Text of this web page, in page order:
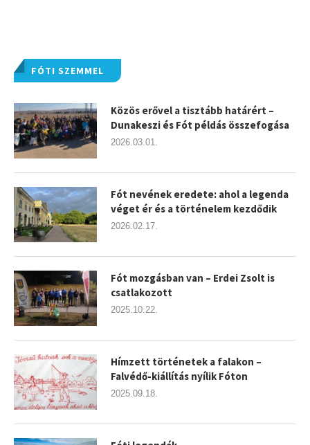
FÓTI SZEMMEL
Közös erővel a tisztább határért –
Dunakeszi és Fót példás összefogása
2026.03.01.
Fót nevének eredete: ahol a legenda
véget ér és a történelem kezdődik
2026.02.17.
Fót mozgásban van – Erdei Zsolt is
csatlakozott
2025.10.22.
Hímzett történetek a falakon –
Falvédő-kiállítás nyílik Fóton
2025.09.18.